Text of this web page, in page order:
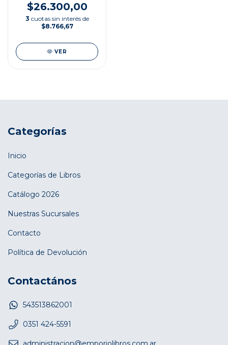
$26.300,00
3 cuotas sin interés de
$8.766,67
VER
Categorías
Inicio
Categorías de Libros
Catálogo 2026
Nuestras Sucursales
Contacto
Política de Devolución
Contactános
543513862001
0351 424-5591